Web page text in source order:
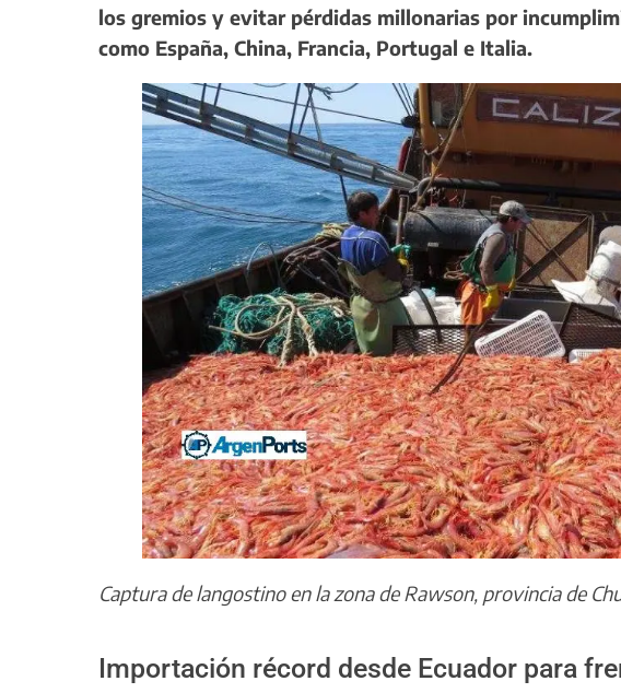
los gremios y evitar pérdidas millonarias por
como España, China, Francia, Portugal e Italia.
Captura de langostino en la zona de Rawson, provincia de
Importación récord desde Ecuador para